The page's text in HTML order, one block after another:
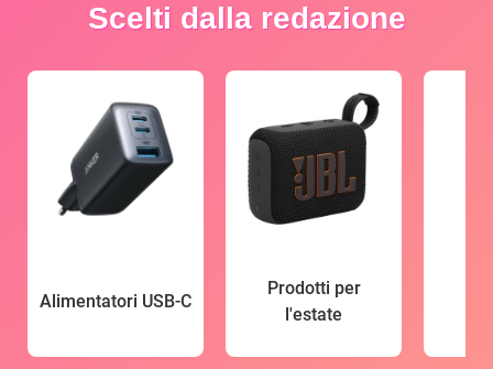
Scelti dalla redazione
Alimentatori USB-C
Prodotti per
l'estate